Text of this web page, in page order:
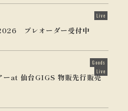
Live
プレオーダー受付中
Goods
Live
at 仙台GIGS 物販先行販売